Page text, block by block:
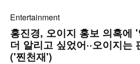
Entertainment
홍진경, 오이지 홍보 의혹에
더 알리고 싶었어··오이지는
('찐천재')